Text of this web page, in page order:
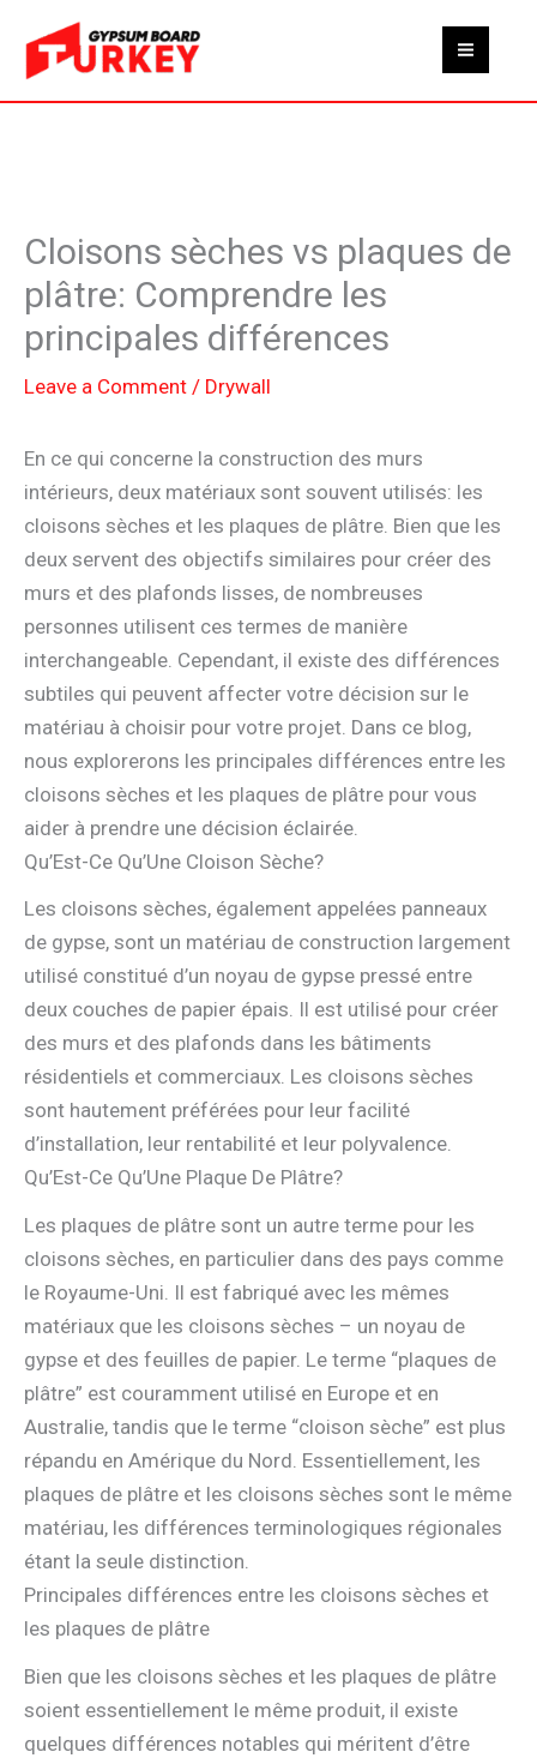
content
Cloisons sèches vs plaques de
plâtre: Comprendre les
principales différences
Leave a Comment / Drywall
En ce qui concerne la construction des murs
intérieurs, deux matériaux sont souvent utilisés: les
cloisons sèches et les plaques de plâtre. Bien que les
deux servent des objectifs similaires pour créer des
murs et des plafonds lisses, de nombreuses
personnes utilisent ces termes de manière
interchangeable. Cependant, il existe des différences
subtiles qui peuvent affecter votre décision sur le
matériau à choisir pour votre projet. Dans ce blog,
nous explorerons les principales différences entre les
cloisons sèches et les plaques de plâtre pour vous
aider à prendre une décision éclairée.
Qu’Est-Ce Qu’Une Cloison Sèche?
Les cloisons sèches, également appelées panneaux
de gypse, sont un matériau de construction largement
utilisé constitué d’un noyau de gypse pressé entre
deux couches de papier épais. Il est utilisé pour créer
des murs et des plafonds dans les bâtiments
résidentiels et commerciaux. Les cloisons sèches
sont hautement préférées pour leur facilité
d’installation, leur rentabilité et leur polyvalence.
Qu’Est-Ce Qu’Une Plaque De Plâtre?
Les plaques de plâtre sont un autre terme pour les
cloisons sèches, en particulier dans des pays comme
le Royaume-Uni. Il est fabriqué avec les mêmes
matériaux que les cloisons sèches – un noyau de
gypse et des feuilles de papier. Le terme “plaques de
plâtre” est couramment utilisé en Europe et en
Australie, tandis que le terme “cloison sèche” est plus
répandu en Amérique du Nord. Essentiellement, les
plaques de plâtre et les cloisons sèches sont le même
matériau, les différences terminologiques régionales
étant la seule distinction.
Principales différences entre les cloisons sèches et
les plaques de plâtre
Bien que les cloisons sèches et les plaques de plâtre
soient essentiellement le même produit, il existe
quelques différences notables qui méritent d’être